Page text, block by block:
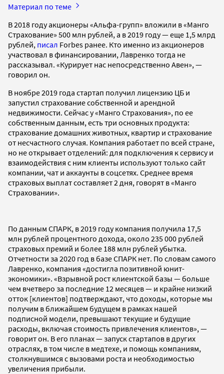
Материал по теме
В 2018 году акционеры «Альфа-групп» вложили в «Манго
Страхование» 500 млн рублей, а в 2019 году — еще 1,5 млрд
рублей, писал Forbes ранее. Кто именно из акционеров
участвовал в финансировании, Лавренко тогда не
рассказывал. «Курирует нас непосредственно Авен», —
говорил он.
В ноябре 2019 года стартап получил лицензию ЦБ и
запустил страхование собственной и арендной
недвижимости. Сейчас у «Манго Страхования», по ее
собственным данным, есть три основных продукта:
страхование домашних животных, квартир и страхование
от несчастного случая. Компания работает по всей стране,
но не открывает отделений: для подключения к сервису и
взаимодействия с ним клиенты используют только сайт
компании, чат и аккаунты в соцсетях. Среднее время
страховых выплат составляет 2 дня, говорят в «Манго
Страховании».
По данным СПАРК, в 2019 году компания получила 17,5
млн рублей процентного дохода, около 235 000 рублей
страховых премий и более 188 млн рублей убытка.
Отчетности за 2020 год в базе СПАРК нет. По словам самого
Лавренко, компания «достигла позитивной юнит-
экономики». «Взрывной рост клиентской базы — больше
чем вчетверо за последние 12 месяцев — и крайне низкий
отток [клиентов] подтверждают, что доходы, которые мы
получим в ближайшем будущем в рамках нашей
подписной модели, превышают текущие и будущие
расходы, включая стоимость привлечения клиентов», —
говорит он. В его планах — запуск стартапов в других
отраслях, в том числе в медтехе, и помощь компаниям,
столкнувшимся с вызовами роста и необходимостью
увеличения прибыли.